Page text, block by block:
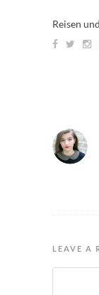
Reisen
LEAVE A